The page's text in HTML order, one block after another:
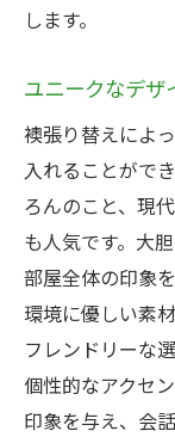
します。
ユニークなデザ
襖張り替えによ
入れることがで
ろんのこと、現
も人気です。大
部屋全体の印象
環境に優しい素
フレンドリーな
個性的なアクセ
印象を与え、会